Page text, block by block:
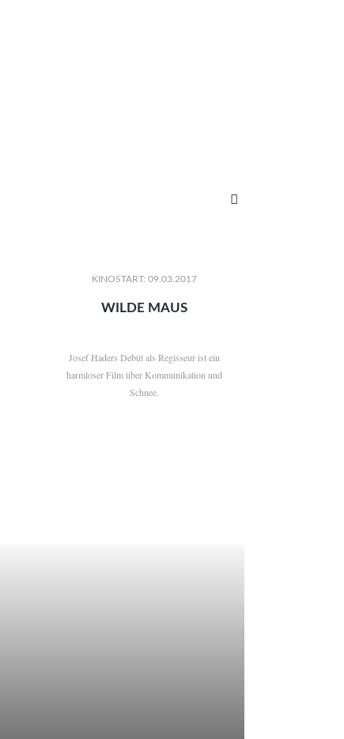

KINOSTART: 09.03.2017
WILDE MAUS
Josef Haders Debüt als Regisseur ist ein
harmloser Film über Kommunikation und
Schnee.